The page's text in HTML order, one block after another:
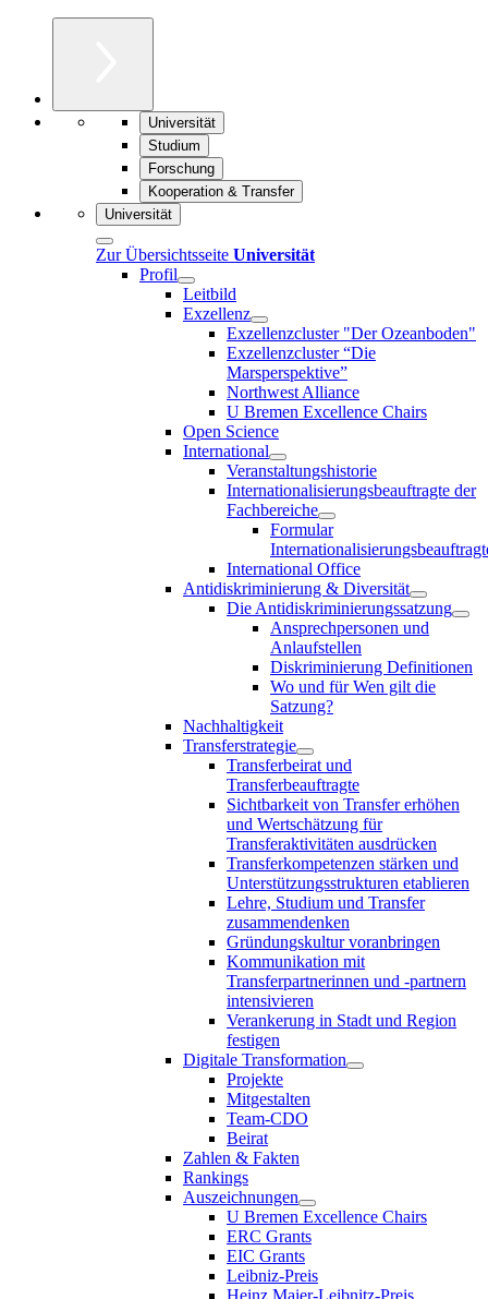
Universität
Studium
Forschung
Kooperation & Transfer
Universität
Zur Übersichtsseite Universität
Profil
Leitbild
Exzellenz
Exzellenzcluster "Der Ozeanboden"
Exzellenzcluster “Die
Marsperspektive”
Northwest Alliance
U Bremen Excellence Chairs
Open Science
International
Veranstaltungshistorie
Internationalisierungsbeauftragte der
Fachbereiche
Formular
International Office
Antidiskriminierung & Diversität
Die Antidiskriminierungssatzung
Ansprechpersonen und
Anlaufstellen
Diskriminierung Definitionen
Wo und für Wen gilt die
Satzung?
Nachhaltigkeit
Transferstrategie
Transferbeirat und
Transferbeauftragte
Sichtbarkeit von Transfer erhöhen
und Wertschätzung für
Transferaktivitäten ausdrücken
Transferkompetenzen stärken und
Unterstützungsstrukturen etablieren
Lehre, Studium und Transfer
zusammendenken
Gründungskultur voranbringen
Kommunikation mit
Transferpartnerinnen und -partnern
intensivieren
Verankerung in Stadt und Region
festigen
Digitale Transformation
Projekte
Mitgestalten
Team-CDO
Beirat
Zahlen & Fakten
Rankings
Auszeichnungen
U Bremen Excellence Chairs
ERC Grants
EIC Grants
Leibniz-Preis
Heinz Maier-Leibnitz-Preis